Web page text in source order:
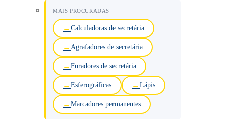
MAIS PROCURADAS
Calculadoras de secretária
Agrafadores de secretária
Furadores de secretária
Esferográficas Lápis
Marcadores permanentes